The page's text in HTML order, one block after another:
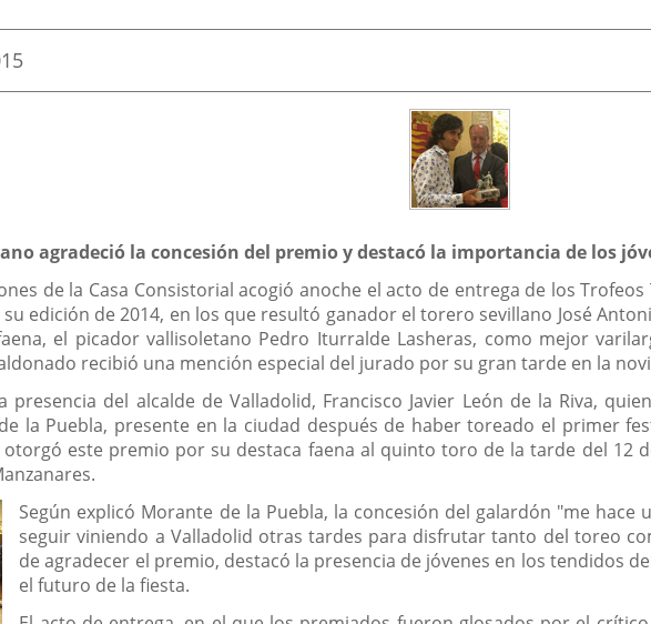
agradeció la concesión del premio y destacó la importancia de los
de la Casa Consistorial acogió anoche el acto de entrega de los
edición de 2014, en los que resultó ganador el torero sevillano José
el picador vallisoletano Pedro Iturralde Lasheras, como mejor
recibió una mención especial del jurado por su gran tarde en la
presencia del alcalde de Valladolid, Francisco Javier León de la Riva,
la Puebla, presente en la ciudad después de haber toreado el primer
otorgó este premio por su destaca faena al quinto toro de la tarde del 12
Según explicó Morante de la Puebla, la concesión del galardón "me
seguir viniendo a Valladolid otras tardes para disfrutar tanto del toreo
de agradecer el premio, destacó la presencia de jóvenes en los tendidos
el futuro de la fiesta.